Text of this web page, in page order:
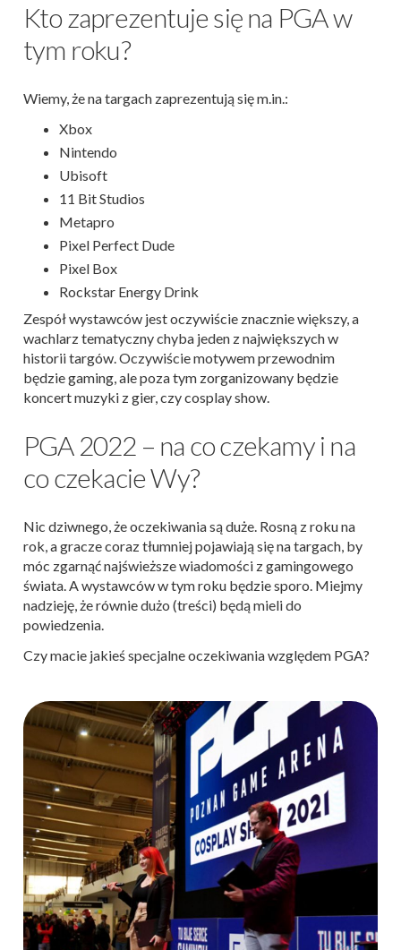
Kto zaprezentuje się na PGA w
tym roku?
Wiemy, że na targach zaprezentują się m.in.:
Xbox
Nintendo
Ubisoft
11 Bit Studios
Metapro
Pixel Perfect Dude
Pixel Box
Rockstar Energy Drink
Zespół wystawców jest oczywiście znacznie większy, a
wachlarz tematyczny chyba jeden z największych w
historii targów. Oczywiście motywem przewodnim
będzie gaming, ale poza tym zorganizowany będzie
koncert muzyki z gier, czy cosplay show.
PGA 2022 – na co czekamy i na
co czekacie Wy?
Nic dziwnego, że oczekiwania są duże. Rosną z roku na
rok, a gracze coraz tłumniej pojawiają się na targach, by
móc zgarnąć najświeższe wiadomości z gamingowego
świata. A wystawców w tym roku będzie sporo. Miejmy
nadzieję, że równie dużo (treści) będą mieli do
powiedzenia.
Czy macie jakieś specjalne oczekiwania względem PGA?